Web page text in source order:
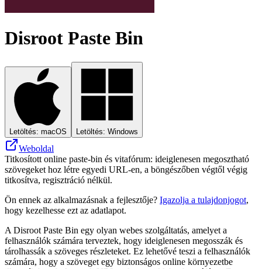
Disroot Paste Bin
Letöltés: macOS Letöltés: Windows
Weboldal
Titkosított online paste-bin és vitafórum: ideiglenesen megosztható
szövegeket hoz létre egyedi URL-en, a böngészőben végtől végig
titkosítva, regisztráció nélkül.
Ön ennek az alkalmazásnak a fejlesztője? Igazolja a tulajdonjogot,
hogy kezelhesse ezt az adatlapot.
A Disroot Paste Bin egy olyan webes szolgáltatás, amelyet a
felhasználók számára terveztek, hogy ideiglenesen megosszák és
tárolhassák a szöveges részleteket. Ez lehetővé teszi a felhasználók
számára, hogy a szöveget egy biztonságos online környezetbe